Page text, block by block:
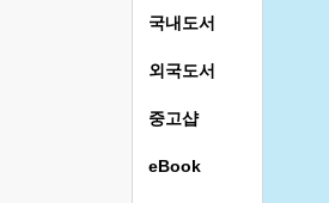
국내도서
외국도서
중고샵
eBook